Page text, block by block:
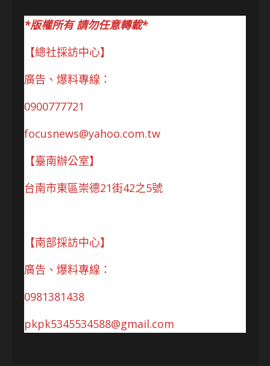
*版權所有 請勿任意轉載*
【總社採訪中心】
廣告、爆料專線：
0900777721
focusnews@yahoo.com.tw
【臺南辦公室】
台南市東區崇德21街42之5號
【南部採訪中心】
廣告、爆料專線：
0981381438
pkpk5345534588@gmail.com